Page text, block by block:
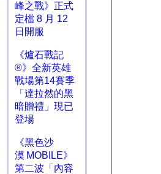
峰之戰》正式
定檔 8 月 12
日開服
《爐石戰記
®》全新英雄
戰場第14賽季
「達拉然的黑
暗贈禮」現已
登場
《黑色沙
漠 MOBILE》
第二波「內容